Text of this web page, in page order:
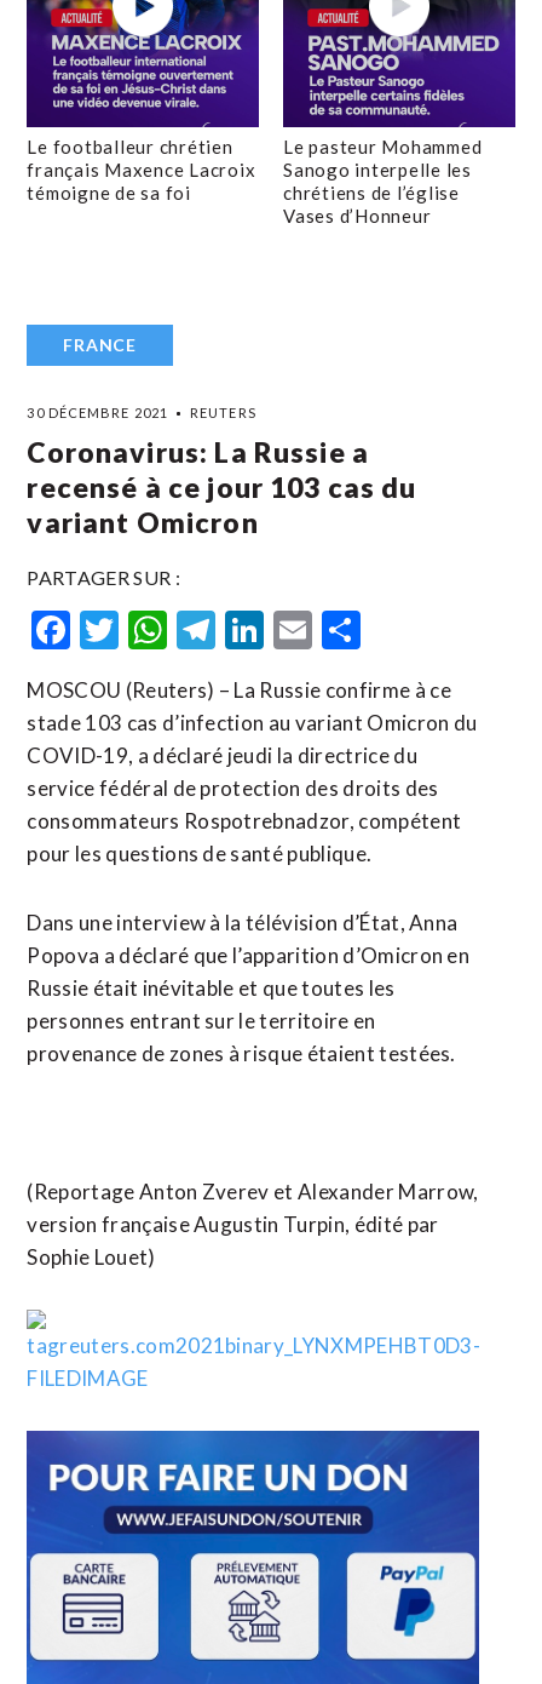
Le footballeur chrétien
français Maxence Lacroix
témoigne de sa foi
Le pasteur Mohammed
Sanogo interpelle les
chrétiens de l’église
Vases d’Honneur
FRANCE
30 DÉCEMBRE 2021 REUTERS
Coronavirus: La Russie a
recensé à ce jour 103 cas du
variant Omicron
PARTAGER SUR :
Facebook
Twitter
WhatsApp
Telegram
LinkedIn
Email
MOSCOU (Reuters) – La Russie confirme à ce
stade 103 cas d’infection au variant Omicron du
COVID-19, a déclaré jeudi la directrice du
service fédéral de protection des droits des
consommateurs Rospotrebnadzor, compétent
pour les questions de santé publique.
Dans une interview à la télévision d’État, Anna
Popova a déclaré que l’apparition d’Omicron en
Russie était inévitable et que toutes les
personnes entrant sur le territoire en
provenance de zones à risque étaient testées.
(Reportage Anton Zverev et Alexander Marrow,
version française Augustin Turpin, édité par
Sophie Louet)